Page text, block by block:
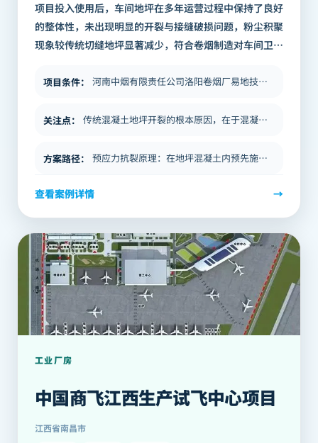
项目投入使用后，车间地坪在多年运营过程中保持了良好
的整体性，未出现明显的开裂与接缝破损问题，粉尘积聚
现象较传统切缝地坪显著减少，符合卷烟制造对车间卫生
低，减少了因地坪维修导致的生产中断，对…
项目条件： 河南中烟有限责任公司洛阳卷烟厂易地技术改造项目，是国内卷烟制造行业的重点建设工程。卷烟厂生产车间对地坪的技术要求极为…
关注点： 传统混凝土地坪开裂的根本原因，在于混凝土凝固过程中的收缩应力超过了材料的抗拉强度。常规做法是通过切缝将地坪分割成小块…
方案路径： 预应力抗裂原理：在地坪混凝土内预先施加压应力，使混凝土处于受压状态。当收缩应力产生时，首先要克服这一主动压应力，才能…
查看案例详情 →
工业厂房
中国商飞江西生产试飞中心项目
江西省南昌市